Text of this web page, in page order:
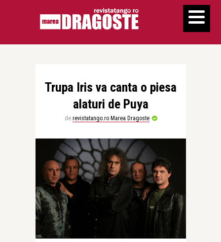
Trupa Iris va canta o piesa
alaturi de Puya
de revistatango.ro Marea Dragoste